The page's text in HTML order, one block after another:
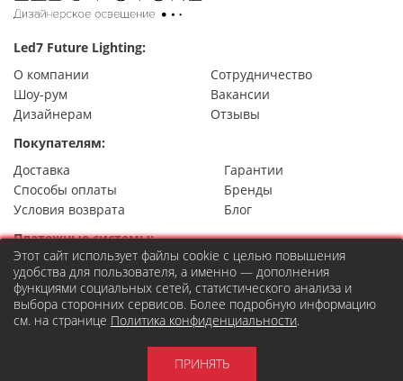
Led7 Future Lighting:
О компании
Сотрудничество
Шоу-рум
Вакансии
Дизайнерам
Отзывы
Покупателям:
Доставка
Гарантии
Способы оплаты
Бренды
Условия возврата
Блог
Платежные системы:
Контакты
ул. Правды 24, стр.7
Этот сайт использует файлы cookie с целью повышения
удобства для пользователя, а именно — дополнения
функциями социальных сетей, статистического анализа и
выбора сторонних сервисов. Более подробную информацию
см. на странице Политика конфиденциальности.
ПРИНЯТЬ